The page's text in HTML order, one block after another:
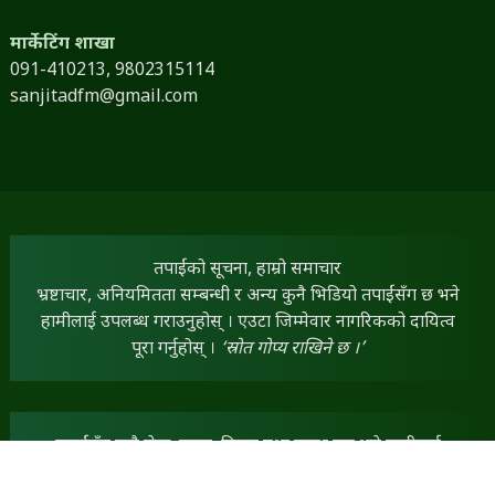
मार्केटिंग शाखा
091-410213, 9802315114
sanjitadfm@gmail.com
तपाईंको सूचना, हाम्रो समाचार
भ्रष्टाचार, अनियमितता सम्बन्धी र अन्य कुनै भिडियो तपाईंसँग छ भने
हामीलाई उपलब्ध गराउनुहोस् । एउटा जिम्मेवार नागरिकको दायित्व
पूरा गर्नुहोस् । ‘स्रोत गोप्य राखिने छ ।’
तपाईंसँग कुनै लेख, रचना, विचार तथा स्तम्भ छन् भने हामीलाई